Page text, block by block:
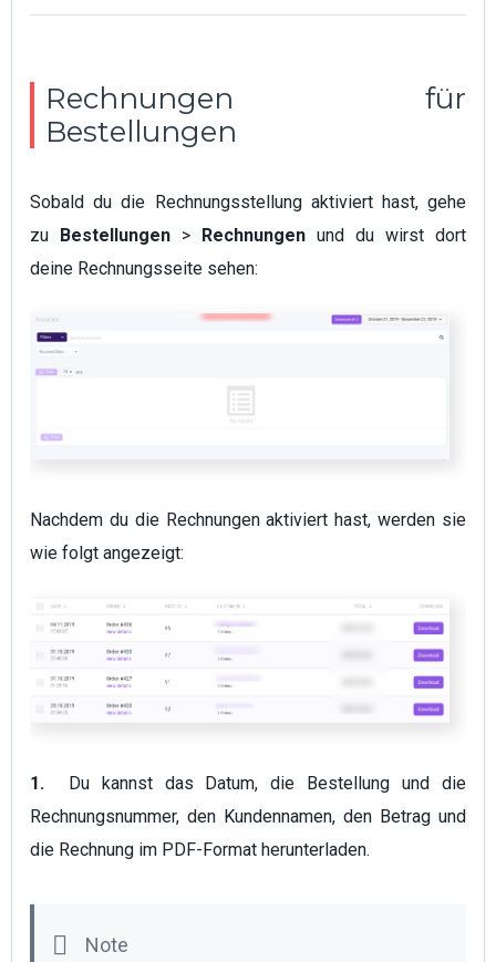
Rechnungen für
Bestellungen
Sobald du die Rechnungsstellung aktiviert hast, gehe
zu
Bestellungen > Rechnungen und du wirst dort
deine Rechnungsseite sehen:
Nachdem du die Rechnungen aktiviert hast, werden sie
wie folgt angezeigt:
1. Du kannst das Datum, die Bestellung und die
Rechnungsnummer, den Kundennamen, den Betrag und
die Rechnung im PDF-Format herunterladen.